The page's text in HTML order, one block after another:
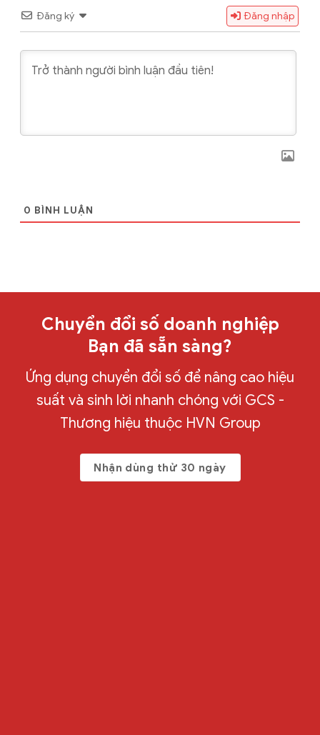
Đăng ký Đăng nhập
0 BÌNH LUẬN
Chuyển đổi số doanh nghiệp
Bạn đã sẵn sàng?
Ứng dụng chuyển đổi số để nâng cao hiệu
suất và sinh lời nhanh chóng với GCS -
Thương hiệu thuộc HVN Group
Nhận dùng thử 30 ngày